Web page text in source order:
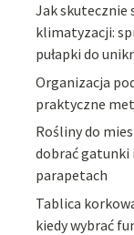
Jak skutecznie
klimatyzacji:
pułapki do
Organizacja
praktyczne
Rośliny do
dobrać gatunki
parapetach
Tablica
kiedy wybrać